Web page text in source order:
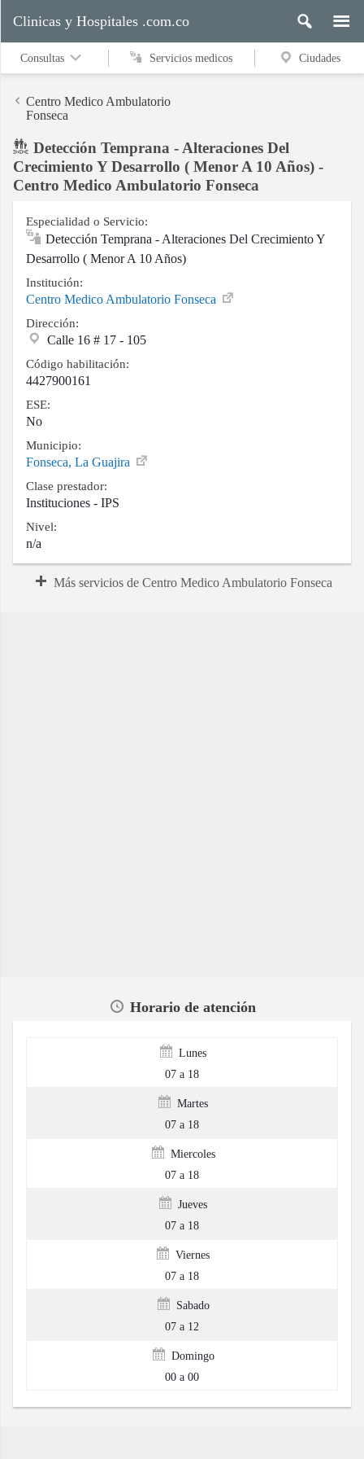
Servicios
medicos
Ciudades
Buscar
Contacto
Clinicas y Hospitales .com.co
Consultas Servicios medicos Ciudades
Centro Medico Ambulatorio
Fonseca
Detección Temprana - Alteraciones Del
Crecimiento Y Desarrollo ( Menor A 10 Años) -
Centro Medico Ambulatorio Fonseca
Especialidad o Servicio:
Detección Temprana - Alteraciones Del Crecimiento Y
Desarrollo ( Menor A 10 Años)
Institución:
Centro Medico Ambulatorio Fonseca
Dirección:
Calle 16 # 17 - 105
Código habilitación:
4427900161
ESE:
No
Municipio:
Fonseca, La Guajira
Clase prestador:
Instituciones - IPS
Nivel:
n/a
Más servicios de Centro Medico Ambulatorio Fonseca
Horario de atención
Lunes
07 a 18
Martes
07 a 18
Miercoles
07 a 18
Jueves
07 a 18
Viernes
07 a 18
Sabado
07 a 12
Domingo
00 a 00